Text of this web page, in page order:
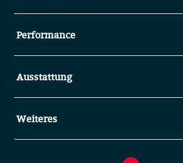
Performance
Ausstattung
Weiteres